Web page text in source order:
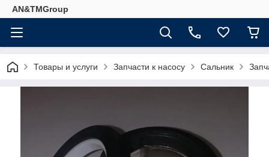
AN&TMGroup
Товары и услуги Запчасти к насосу Сальник